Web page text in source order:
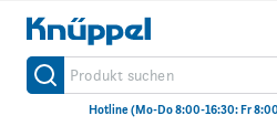
Knüppel
Produkt suchen
Suche
Hotline (Mo-Do 8:00-16:30: Fr